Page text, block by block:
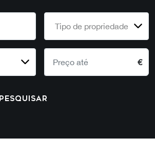
Tipo de propriedade
€
PESQUISAR